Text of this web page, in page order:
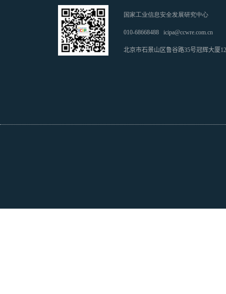
国家工业信息安全发展研究中心
010-68668488 icipa@ccwre.com.cn
北京市石景山区鲁谷路35号冠辉大厦